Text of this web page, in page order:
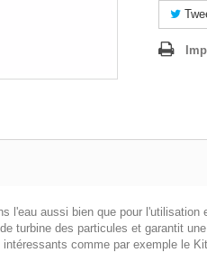
l'eau aussi bien que pour
turbine des particules et garantit
comme par exemple le